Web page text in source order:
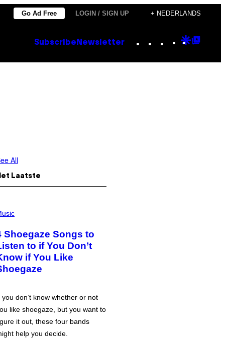
Go Ad Free LOGIN / SIGN UP + NEDERLANDS
Subscribe Newsletter Instagram
TikTok
YouTube
Google
All
Laatste
Shoegaze Songs to
to if You Don’t
if You Like
you don’t know whether or not
like shoegaze, but you want to
it out, these four bands
help you decide.